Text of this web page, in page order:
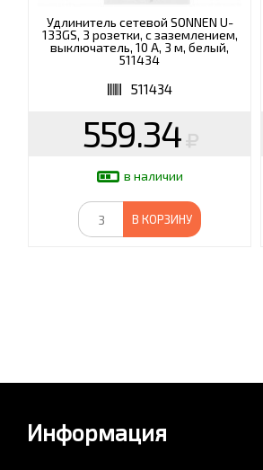
Удлинитель сетевой SONNEN U-
133GS, 3 розетки, c заземлением,
выключатель, 10 А, 3 м, белый,
511434
511434
559.34
в наличии
В КОРЗИНУ
Информация